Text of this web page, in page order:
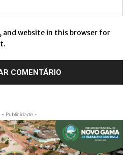
and website in this browser for
- Publicidade -